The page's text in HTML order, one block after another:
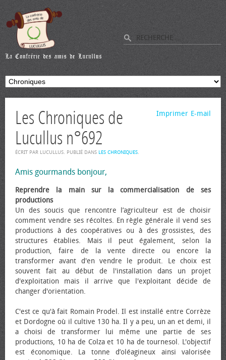
E-mail
Imprimer
Les Chroniques de
Lucullus n°692
ÉCRIT PAR LUCULLUS. PUBLIÉ DANS LES CHRONIQUES.
Amis gourmands bonjour,
Reprendre la main sur la commercialisation de ses
productions
Un des soucis que rencontre l’agriculteur est de choisir
comment vendre ses récoltes. En règle générale il vend ses
productions à des coopératives ou à des grossistes, des
structures établies. Mais il peut également, selon la
production, faire de la vente directe ou encore la
transformer avant d'en vendre le produit. Le choix est
souvent fait au début de l'installation dans un projet
d'exploitation mais il arrive que l'exploitant décide de
changer d'orientation.
C'est ce qu'à fait Romain Prodel. Il est installé entre Corrèze
et Dordogne où il cultive 130 ha. Il y a peu, un an et demi, il
a choisi de transformer lui même une partie de ses
productions, 10 ha de Colza et 10 ha de tournesol. L'objectif
est économique. La tonne d’oléagineux ainsi valorisée